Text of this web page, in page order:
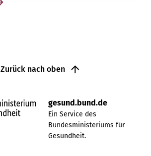
Zurück nach oben
gesund.bund.de
Ein Service des
Bundesministeriums für
Gesundheit.